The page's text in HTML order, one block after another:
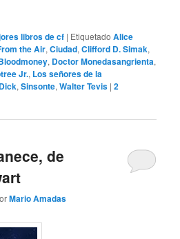
libros de cf | Etiquetado Alice
the Air,Ciudad,Clifford D. Simak,
, Doctor Monedasangrienta,
Jr., Los señores de la
,Sinsonte,Walter Tevis |2
de
Mario Amadas